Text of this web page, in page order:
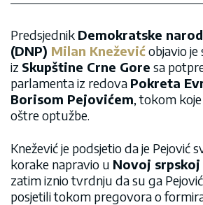
Predsjednik Demokratske
(DNP) Milan Kneževićobjavio
iz Skupštine Crne Gore sa
parlamenta iz redova Pokreta
Borisom Pejovićem, tokom
oštre optužbe.
Knežević je podsjetio da je Pejović
korake napravio u Novoj
zatim iznio tvrdnju da su ga
posjetili tokom pregovora o